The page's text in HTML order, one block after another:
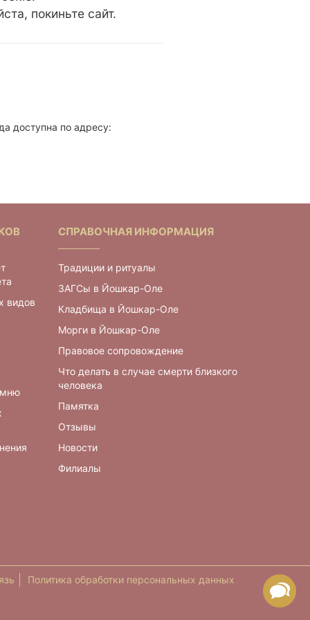
покиньте сайт.
доступна по адресу:
видов
СПРАВОЧНАЯ ИНФОРМАЦИЯ
Традиции и ритуалы
ЗАГСы в Йошкар-Оле
Кладбища в Йошкар-Оле
Морги в Йошкар-Оле
Правовое сопровождение
Что делать в случае смерти близкого
человека
Памятка
Отзывы
Новости
Филиалы
Политика обработки персональных данных